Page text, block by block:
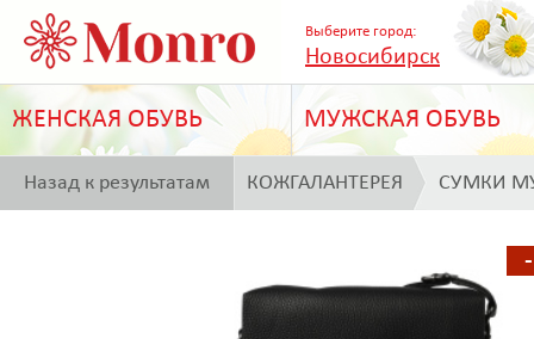
Выберите город:
Новосибирск
ЖЕНСКАЯ ОБУВЬ МУЖСКАЯ ОБУВЬ
Назад к результатам КОЖГАЛАНТЕРЕЯ СУМКИ